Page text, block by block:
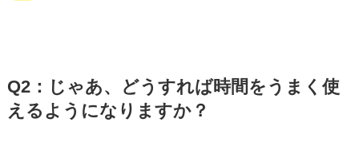
Q2：じゃあ、どうすれば時間をうまく使
えるようになりますか？